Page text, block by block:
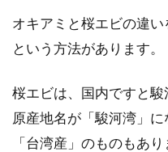
オキアミと桜エビの違
という方法があります。
桜エビは、国内ですと駿
原産地名が「駿河湾」に
「台湾産」のものもあり